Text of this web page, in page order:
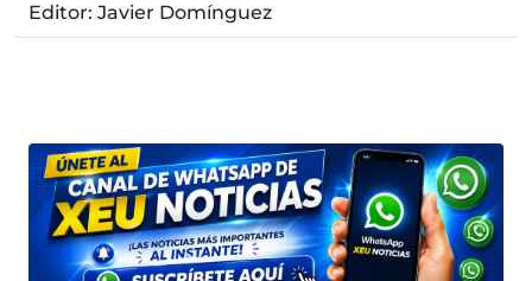
Editor: Javier Domínguez